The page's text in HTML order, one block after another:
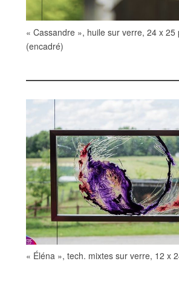
« Cassandre », huile sur verre, 24 x 25
(encadré)
« Éléna », tech. mixtes sur verre, 12 x